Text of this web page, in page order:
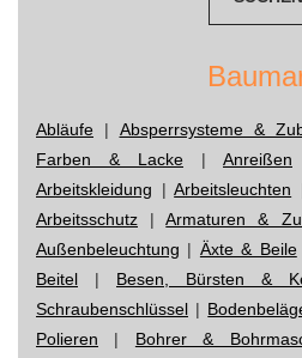
Abläufe | Absperrsysteme &
Farben & Lacke | Anreißen
Arbeitskleidung |Arbeitsleuchten
Arbeitsschutz |Armaturen &
Außenbeleuchtung | Äxte & Beile
Beitel | Besen, Bürsten &
Schraubenschlüssel |
Polieren | Bohrer &